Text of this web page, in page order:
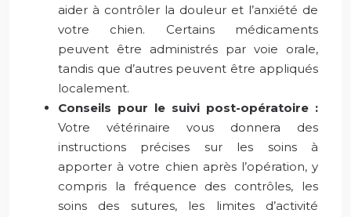
aider à contrôler la douleur et l’anxiété de
votre chien. Certains médicaments
peuvent être administrés par voie orale,
tandis que d’autres peuvent être appliqués
localement.
Conseils pour le suivi post-opératoire :
Votre vétérinaire vous donnera des
instructions précises sur les soins à
apporter à votre chien après l’opération, y
compris la fréquence des contrôles, les
soins des sutures, les limites d’activité